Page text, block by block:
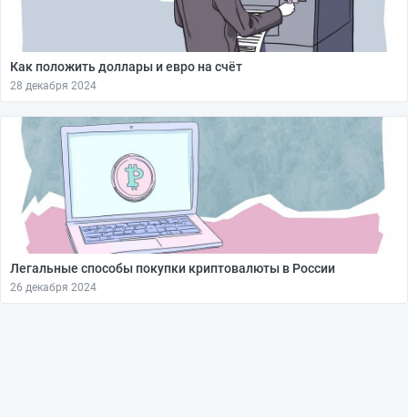
Как положить доллары и евро на счёт
28 декабря 2024
Легальные способы покупки криптовалюты в России
26 декабря 2024